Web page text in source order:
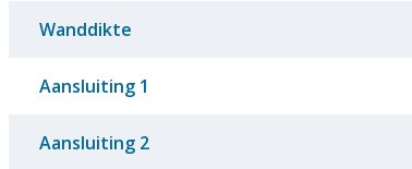
Wanddikte
Aansluiting 1
Aansluiting 2